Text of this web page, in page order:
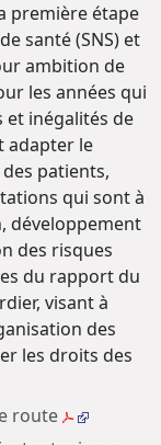
première étape
santé (SNS) et
ambition de
les années qui
inégalités de
adapter le
patients,
qui sont à
développement
des risques
du rapport du
visant à
des
les droits des
route